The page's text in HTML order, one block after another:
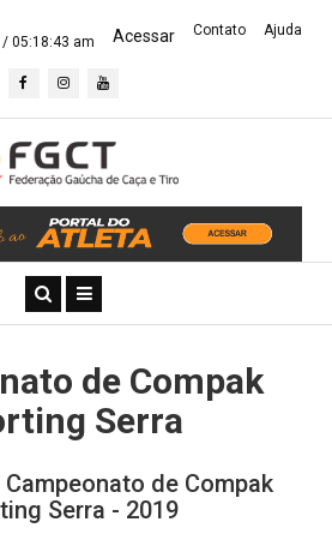
/ 05:18:43 am Acessar Contato Ajuda
de Compak
Serra
de Compak
Serra - 2019